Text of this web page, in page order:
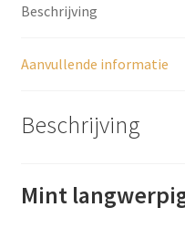
Beschrijving
Aanvullende informatie
Beschrijving
Mint